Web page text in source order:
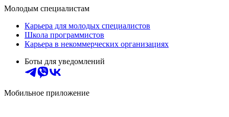
Молодым специалистам
Карьера для молодых специалистов
Школа программистов
Карьера в некоммерческих организациях
Боты для уведомлений
Мобильное приложение